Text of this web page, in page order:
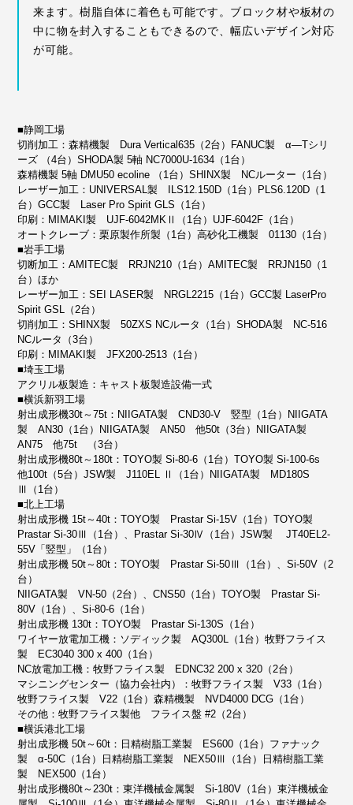
来ます。樹脂自体に着色も可能です。ブロック材や板材の
中に物を封入することもできるので、幅広いデザイン対応
が可能。
■静岡工場
切削加工：森精機製 Dura Vertical635（2台）FANUC製 α—Tシリ
ーズ （4台）SHODA製 5軸 NC7000U-1634（1台）
森精機製 5軸 DMU50 ecoline （1台）SHINX製 NCルーター（1台）
レーザー加工：UNIVERSAL製 ILS12.150D（1台）PLS6.120D（1
台）GCC製 Laser Pro Spirit GLS（1台）
印刷：MIMAKI製 UJF-6042MKⅡ（1台）UJF-6042F（1台）
オートクレーブ：栗原製作所製（1台）高砂化工機製 01130（1台）
■岩手工場
切断加工：AMITEC製 RRJN210（1台）AMITEC製 RRJN150（1
台）ほか
レーザー加工：SEI LASER製 NRGL2215（1台）GCC製 LaserPro
Spirit GSL（2台）
切削加工：SHINX製 50ZXS NCルータ（1台）SHODA製 NC-516
NCルータ（3台）
印刷：MIMAKI製 JFX200-2513（1台）
■埼玉工場
アクリル板製造：キャスト板製造設備一式
■横浜新羽工場
射出成形機30t～75t：NIIGATA製 CND30-V 竪型（1台）NIIGATA
製 AN30（1台）NIIGATA製 AN50 他50t（3台）NIIGATA製
AN75 他75t （3台）
射出成形機80t～180t：TOYO製 Si-80-6（1台）TOYO製 Si-100-6s
他100t（5台）JSW製 J110EL Ⅱ（1台）NIIGATA製 MD180S
Ⅲ（1台）
■北上工場
射出成形機 15t～40t：TOYO製 Prastar Si-15V（1台）TOYO製
Prastar Si-30Ⅲ（1台）、Prastar Si-30Ⅳ（1台）JSW製 JT40EL2-
55V「竪型」（1台）
射出成形機 50t～80t：TOYO製 Prastar Si-50Ⅲ（1台）、Si-50V（2
台）
NIIGATA製 VN-50（2台）、CNS50（1台）TOYO製 Prastar Si-
80V（1台）、Si-80-6（1台）
射出成形機 130t：TOYO製 Prastar Si-130S（1台）
ワイヤー放電加工機：ソディック製 AQ300L（1台）牧野フライス
製 EC3040 300 x 400（1台）
NC放電加工機：牧野フライス製 EDNC32 200 x 320（2台）
マシニングセンター（協力会社内）：牧野フライス製 V33（1台）
牧野フライス製 V22（1台）森精機製 NVD4000 DCG（1台）
その他：牧野フライス製他 フライス盤 #2（2台）
■横浜港北工場
射出成形機 50t～60t：日精樹脂工業製 ES600（1台）ファナック
製 α-50C（1台）日精樹脂工業製 NEX50Ⅲ（1台）日精樹脂工業
製 NEX500（1台）
射出成形機80t～230t：東洋機械金属製 Si-180V（1台）東洋機械金